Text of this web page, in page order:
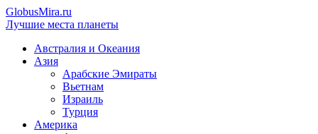
GlobusMira.ru
Лучшие места планеты
Австралия и Океания
Азия
Арабские Эмираты
Вьетнам
Израиль
Турция
Америка